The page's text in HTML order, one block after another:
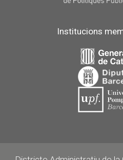
Institucions